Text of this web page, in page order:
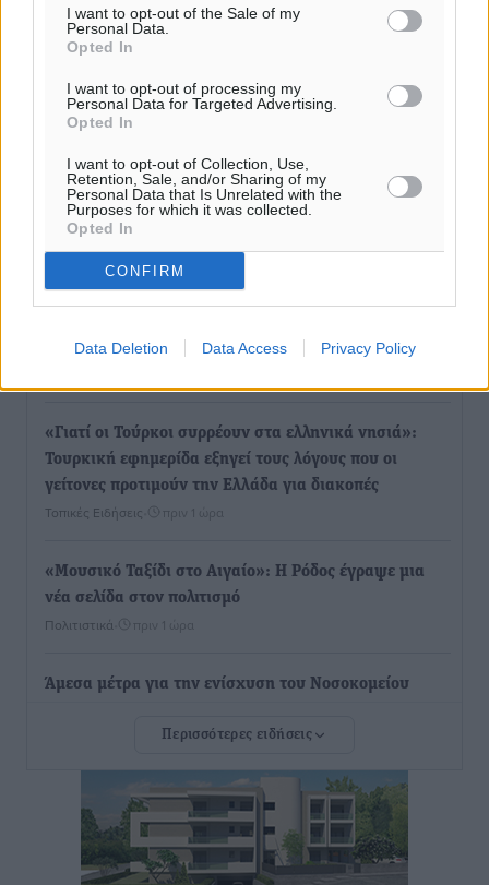
I want to opt-out of the Sale of my
Personal Data.
Opted In
I want to opt-out of processing my
Personal Data for Targeted Advertising.
Opted In
I want to opt-out of Collection, Use,
Retention, Sale, and/or Sharing of my
Personal Data that Is Unrelated with the
Purposes for which it was collected.
Opted In
CONFIRM
Data Deletion Data Access Privacy Policy
Τριήμερο εξόδου: Πάνω από 129.000 επιβάτες
αναχωρούν από Πειραιά, Ραφήνα και Λαύριο
Τι αλλάζει το χωροταξικό στις τουριστικές επενδύσεις
ΥΠΑΑΤ: 12,5 εκατ. ευρώ στις 13 Περιφέρειες για μέτρα
βιοασφάλειας
Τοπικές Ειδήσεις• πριν 44 λεπτά
στέγη έως 2.500 ευρώ
«Γιατί οι Τούρκοι συρρέουν στα ελληνικά νησιά»:
Τουρκική εφημερίδα εξηγεί τους λόγους που οι
γείτονες προτιμούν την Ελλάδα για διακοπές
Τοπικές Ειδήσεις πριν 1 ώρα
«Μουσικό Ταξίδι στο Αιγαίο»: Η Ρόδος έγραψε μια
νέα σελίδα στον πολιτισμό
Πολιτιστικά πριν 1 ώρα
Άμεσα μέτρα για την ενίσχυση του Νοσοκομείου
ανακοίνωσε ο Άδωνις Γεωργιάδης
Iατρικός Σύλλογος Ροδου προς Α. Γεωργιάδη:
Στρατηγικές Προτάσεις για την Ενίσχυση της
Δημόσιας Υγείας στη Νησιωτική Ελλάδα και στα
Περισσότερες ειδήσεις